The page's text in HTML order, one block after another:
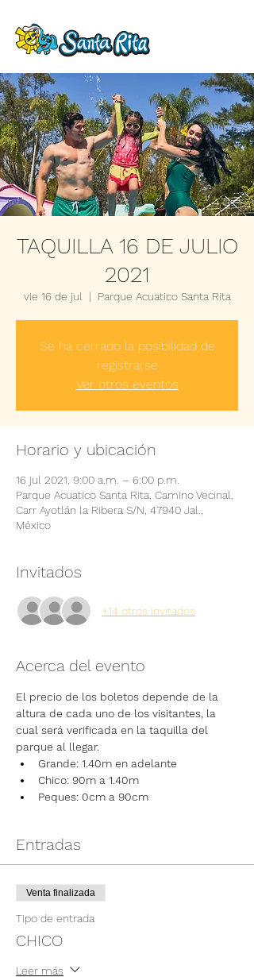
TAQUILLA 16 DE JULIO
2021
vie 16 de jul
  |
Parque Acuatico Santa Rita
Se ha cerrado la posibilidad de
registrarse
Ver otros eventos
Horario y ubicación
16 jul 2021, 9:00 a.m. – 6:00 p.m.
Parque Acuatico Santa Rita, Camino Vecinal,
Carr Ayotlán la Ribera S/N, 47940 Jal.,
México
Invitados
+14 otros invitados
Acerca del evento
El precio de los boletos depende de la
altura de cada uno de los visitantes, la
cual será verificada en la taquilla del
parque al llegar.
Grande: 1.40m en adelante
Chico: 90m a 1.40m
Peques: 0cm a 90cm
Entradas
Venta finalizada
Tipo de entrada
CHICO
Leer más